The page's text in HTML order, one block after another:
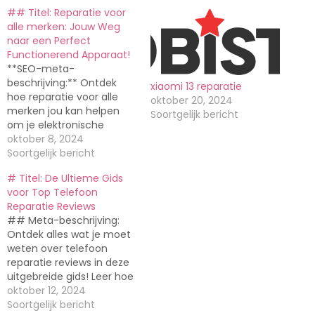
## Titel: Reparatie voor
alle merken: Jouw Weg
naar een Perfect
Functionerend Apparaat!
**SEO-meta-
beschrijving:** Ontdek
hoe reparatie voor alle
merken jou kan helpen
om je elektronische
apparaten weer als nieuw
te laten werken.
hebben de oplossing! ##
Inleiding Welkom bij ons
artikel over reparatie voor
alle merken. In de wereld
van elektronica kan het
soms voorkomen dat je
favoriete…
oktober 8, 2024
Soortgelijk bericht
xiaomi 13 reparatie
oktober 20, 2024
Soortgelijk bericht
# Titel: De Ultieme Gids
voor Top Telefoon
Reparatie Reviews
## Meta-beschrijving:
Ontdek alles wat je moet
weten over telefoon
reparatie reviews in deze
uitgebreide gids! Leer hoe
je de beste service vindt,
wat anderen zeggen en
oktober 12, 2024
Soortgelijk bericht